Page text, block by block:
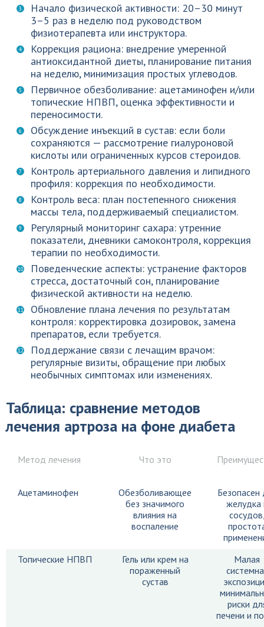
Начало физической активности: 20–30 минут
3–5 раз в неделю под руководством
физиотерапевта или инструктора.
Коррекция рациона: внедрение умеренной
антиоксидантной диеты, планирование питания
на неделю, минимизация простых углеводов.
Первичное обезболивание: ацетаминофен и/или
топические НПВП, оценка эффективности и
переносимости.
Обсуждение инъекций в сустав: если боли
сохраняются — рассмотрение гиалуроновой
кислоты или ограниченных курсов стероидов.
Контроль артериального давления и липидного
профиля: коррекция по необходимости.
Контроль веса: план постепенного снижения
массы тела, поддерживаемый специалистом.
Регулярный мониторинг сахара: утренние
показатели, дневники самоконтроля, коррекция
терапии по необходимости.
Поведенческие аспекты: устранение факторов
стресса, достаточный сон, планирование
физической активности на неделю.
Обновление плана лечения по результатам
контроля: корректировка дозировок, замена
препаратов, если требуется.
Поддержание связи с лечащим врачом:
регулярные визиты, обращение при любых
необычных симптомах или изменениях.
Таблица: сравнение методов
лечения артроза на фоне диабета
Метод лечения Что это
Ацетаминофен
Обезболивающее
без значимого
влияния на
воспаление
Безопасен
желудка
Топические НПВП
Гель или крем на
пораженный
сустав
Малая
риски
печени и